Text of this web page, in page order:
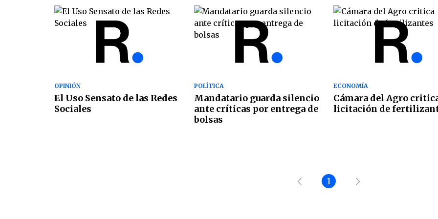
OPINIÓN
El Uso Sensato de las Redes
Sociales
POLÍTICA
Mandatario guarda silencio
ante críticas por entrega de
bolsas
ECONOMÍA
Cámara del Agro
licitación de
1